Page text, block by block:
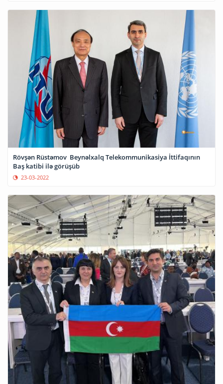
Rövşən Rüstəmov Beynəlxalq Telekommunikasiya İttifaqının
Baş katibi ilə görüşüb
23-03-2022